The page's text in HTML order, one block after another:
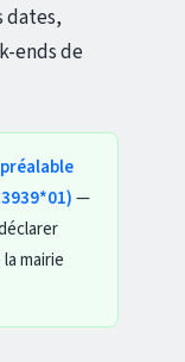
dates,
ends de
—
mairie